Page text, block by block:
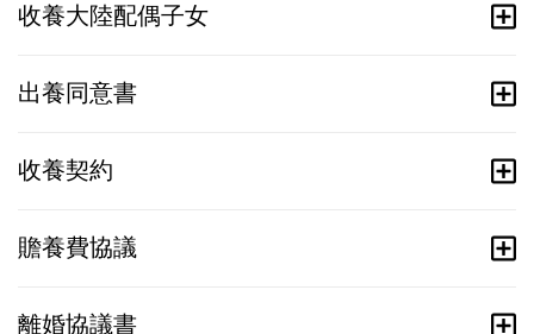
收養大陸配偶子女
出養同意書
收養契約
贍養費協議
離婚協議書